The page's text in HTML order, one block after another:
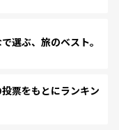
選ぶ、旅のベスト。
票をもとにランキン